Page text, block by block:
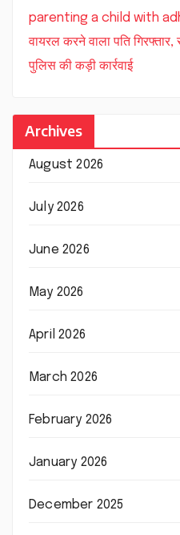
parenting a child with
वायरल करने वाला पति
पुलिस की कड़ी कार्रवाई
Archives
August 2026
July 2026
June 2026
May 2026
April 2026
March 2026
February 2026
January 2026
December 2025